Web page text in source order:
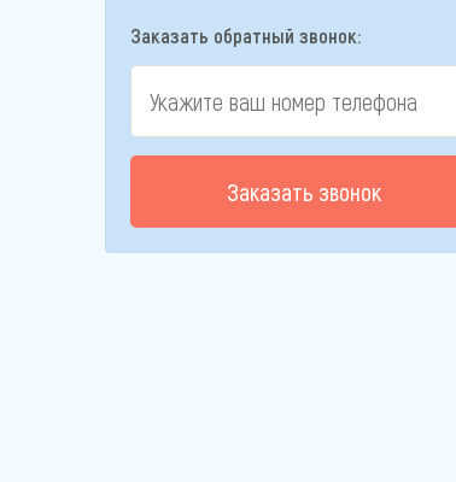
Заказать обратный звонок:
Заказать звонок